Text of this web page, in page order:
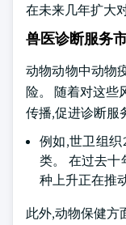
在未来几年扩大
兽医诊断服务
动物动物中动物
险。 随着对这些
传播,促进诊断服
例如,世卫组
类。 在过去十
种上升正在推
此外,动物保健方